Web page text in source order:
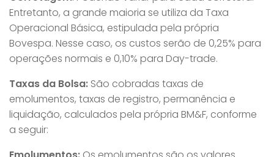
Entretanto, a grande maioria se utiliza da Taxa
Operacional Básica, estipulada pela própria
Bovespa. Nesse caso, os custos serão de 0,25% para
operações normais e 0,10% para Day-trade.
Taxas da Bolsa: São cobradas taxas de
emolumentos, taxas de registro, permanência e
liquidação, calculados pela própria BM&F, conforme
a seguir: